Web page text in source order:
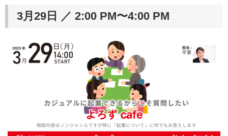
3月29日 ／ 2:00 PM〜4:00 PM